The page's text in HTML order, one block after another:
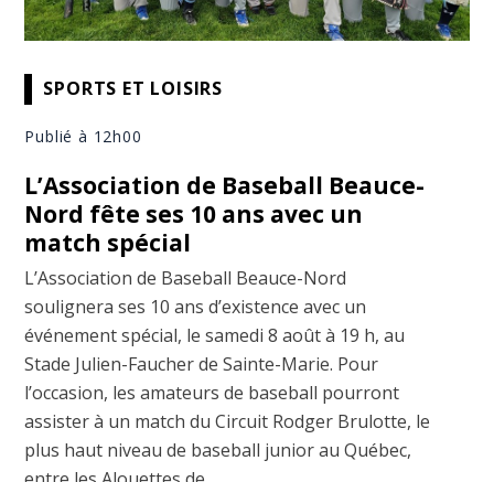
SPORTS ET LOISIRS
Publié à 12h00
L’Association de Baseball Beauce-
Nord fête ses 10 ans avec un
match spécial
L’Association de Baseball Beauce-Nord
soulignera ses 10 ans d’existence avec un
événement spécial, le samedi 8 août à 19 h, au
Stade Julien-Faucher de Sainte-Marie. Pour
l’occasion, les amateurs de baseball pourront
assister à un match du Circuit Rodger Brulotte, le
plus haut niveau de baseball junior au Québec,